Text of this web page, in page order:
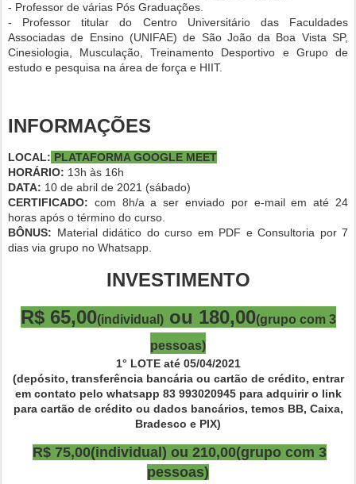
- Professor de várias Pós Graduações.
- Professor titular do Centro Universitário das Faculdades
Associadas de Ensino (UNIFAE) de São João da Boa Vista SP,
Cinesiologia, Musculação, Treinamento Desportivo e Grupo de
estudo e pesquisa na área de força e HIIT.
INFORMAÇÕES
LOCAL: PLATAFORMA GOOGLE MEET
HORÁRIO: 13h às 16h
DATA: 10 de abril de 2021 (sábado)
CERTIFICADO: com 8h/a a ser enviado por e-mail em até 24
horas após o término do curso.
BÔNUS: Material didático do curso em PDF e Consultoria por 7
dias via grupo no Whatsapp.
INVESTIMENTO
R$ 65,00(individual)ou 180,00(grupo com 3
pessoas)
1° LOTE até 05/04/2021
(depósito, transferência bancária ou cartão de crédito, entrar
em contato pelo whatsapp 83 993020945 para adquirir o link
para cartão de crédito ou dados bancários, temos BB, Caixa,
Bradesco e PIX)
R$ 75,00(individual) ou 210,00(grupo com 3
pessoas)